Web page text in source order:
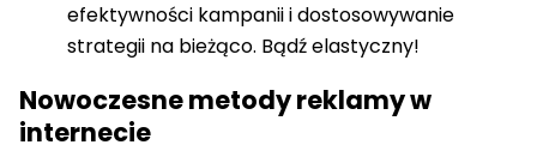
efektywności kampanii i dostosowywanie
strategii na bieżąco. Bądź elastyczny!
Nowoczesne metody reklamy w
internecie